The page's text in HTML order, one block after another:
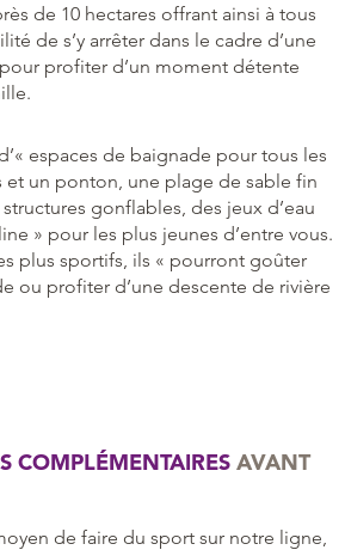
de 10 hectares offrant ainsi à tous
de s’y arrêter dans le cadre d’une
profiter d’un moment détente
espaces de baignade pour tous les
et un ponton, une plage de sable fin
gonflables, des jeux d’eau
» pour les plus jeunes d’entre vous.
plus sportifs, ils « pourront goûter
ou profiter d’une descente de rivière
COMPLÉMENTAIRES AVANT
de faire du sport sur notre ligne,